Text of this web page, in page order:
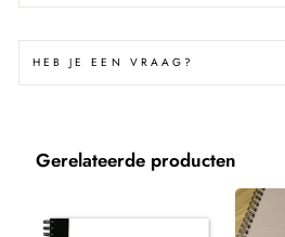
HEB JE EEN VRAAG?
Gerelateerde producten